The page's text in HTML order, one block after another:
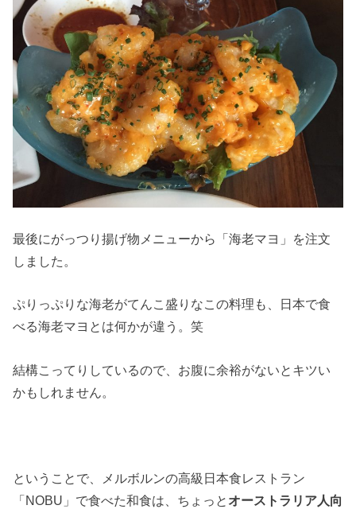
最後にがっつり揚げ物メニューから「海老マヨ」を注文
しました。
ぷりっぷりな海老がてんこ盛りなこの料理も、日本で食
べる海老マヨとは何かが違う。笑
結構こってりしているので、お腹に余裕がないとキツい
かもしれません。
ということで、メルボルンの高級日本食レストラン
「NOBU」で食べた和食は、ちょっと オーストラリア人向